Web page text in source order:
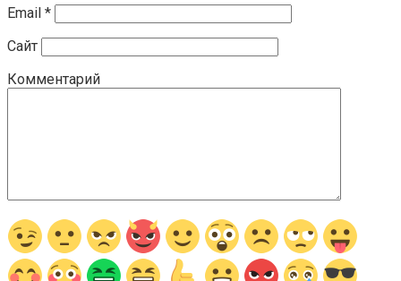
Email *
Сайт
Комментарий